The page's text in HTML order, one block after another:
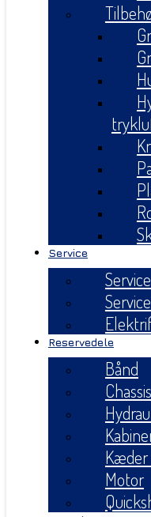
Service
Reservedele
Bånd
Kæder
Motor